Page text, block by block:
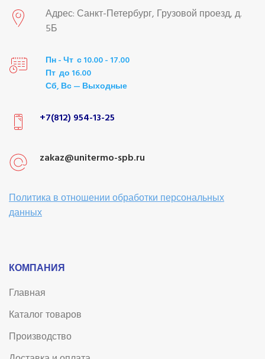
Адрес: Санкт-Петербург, Грузовой проезд, д.
5Б
Пн - Чт с 10.00 - 17.00
Пт до 16.00
Сб, Вс — Выходные
+7(812) 954-13-25
zakaz@unitermo-spb.ru
Политика в отношении обработки персональных
данных
КОМПАНИЯ
Главная
Каталог товаров
Производство